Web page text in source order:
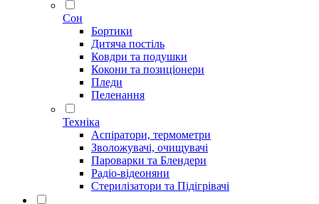
Сон
Бортики
Дитяча постіль
Ковдри та подушки
Кокони та позиціонери
Пледи
Пеленання
Техніка
Аспіратори, термометри
Зволожувачі, очищувачі
Пароварки та Блендери
Радіо-відеоняни
Стерилізатори та Підігрівачі